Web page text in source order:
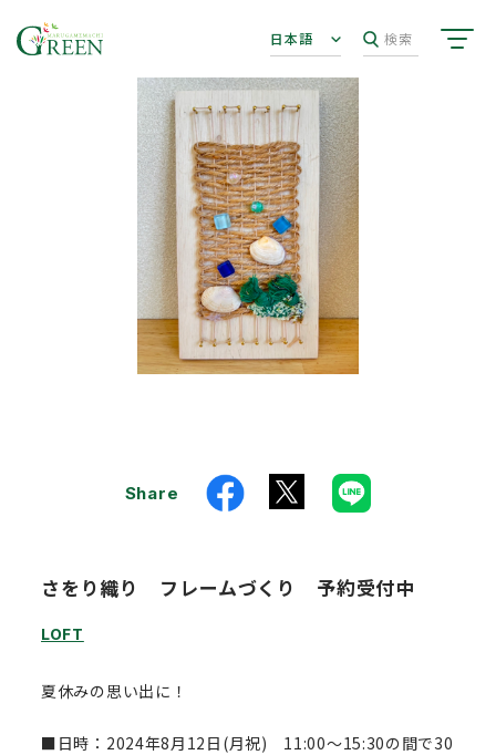
日本語 検索
Share
さをり織り フレームづくり 予約受付中
LOFT
夏休みの思い出に！
■日時：2024年8月12日(月祝) 11:00～15:30の間で30